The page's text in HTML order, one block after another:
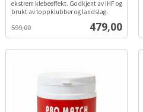
Tilbud
479,00
599,00
mva.
ekstrem klebeeffekt. Godkjent av IHF og
brukt av toppklubber og landslag.